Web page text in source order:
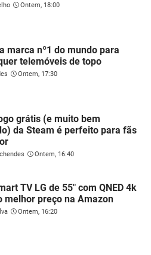
Ontem, 18:00
marca nº1 do mundo para
telemóveis de topo
Ontem, 17:30
grátis (e muito bem
da Steam é perfeito para fãs
Ontem, 16:40
TV LG de 55" com QNED 4k
melhor preço na Amazon
Ontem, 16:20